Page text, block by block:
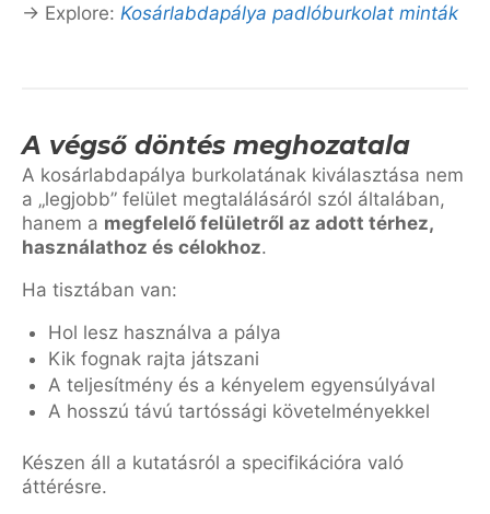
→ Explore: Kosárlabdapálya padlóburkolat minták
A végső döntés meghozatala
A kosárlabdapálya burkolatának kiválasztása nem
a „legjobb” felület megtalálásáról szól általában,
hanem a megfelelő felületről az adott térhez,
használathoz és célokhoz.
Ha tisztában van:
Hol lesz használva a pálya
Kik fognak rajta játszani
A teljesítmény és a kényelem egyensúlyával
A hosszú távú tartóssági követelményekkel
Készen áll a kutatásról a specifikációra való
áttérésre.